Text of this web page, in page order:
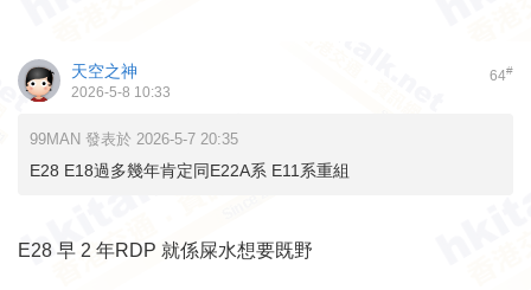
64#
天空之神
2026-5-8 10:33
99MAN 發表於 2026-5-7 20:35
E28 E18過多幾年肯定同E22A系 E11系重組
E28 早 2 年RDP 就係屎水想要既野